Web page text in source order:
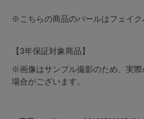
※こちらの商品のパールはフェイク
【3年保証対象商品】
※画像はサンプル撮影のため、実
場合がございます。